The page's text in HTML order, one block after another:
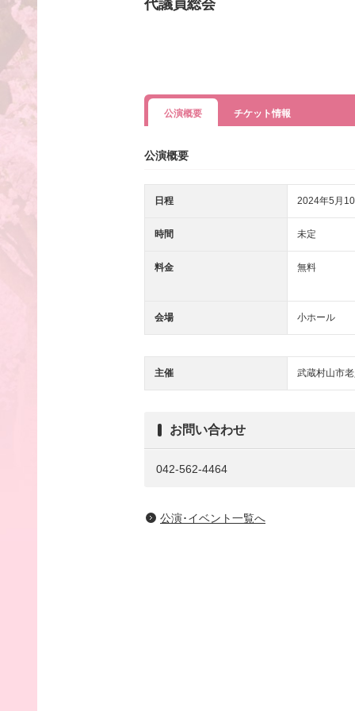
代議員総会
公演概要 チケット情報
公演概要
日程 2024年5月
時間 未定
料金 無料
会場 小ホール
主催 武蔵村山市
お問い合わせ
042-562-4464
公演･イベント一覧へ